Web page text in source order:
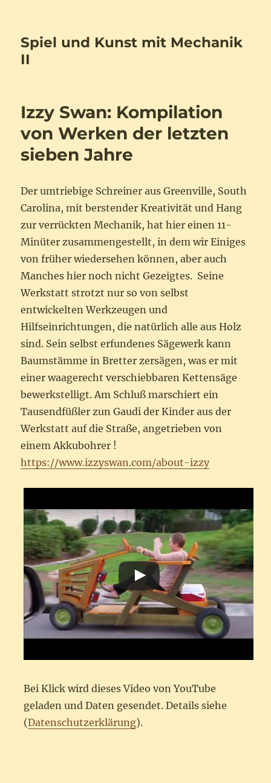
Spiel und Kunst mit Mechanik
II
Izzy Swan: Kompilation
von Werken der letzten
sieben Jahre
Der umtriebige Schreiner aus Greenville, South
Carolina, mit berstender Kreativität und Hang
zur verrückten Mechanik, hat hier einen 11-
Minüter zusammengestellt, in dem wir Einiges
von früher wiedersehen können, aber auch
Manches hier noch nicht Gezeigtes. Seine
Werkstatt strotzt nur so von selbst
entwickelten Werkzeugen und
Hilfseinrichtungen, die natürlich alle aus Holz
sind. Sein selbst erfundenes Sägewerk kann
Baumstämme in Bretter zersägen, was er mit
einer waagerecht verschiebbaren Kettensäge
bewerkstelligt. Am Schluß marschiert ein
Tausendfüßler zun Gaudi der Kinder aus der
Werkstatt auf die Straße, angetrieben von
einem Akkubohrer !
https://www.izzyswan.com/about-izzy
Bei Klick wird dieses Video von YouTube
geladen und Daten gesendet. Details siehe
(Datenschutzerklärung).